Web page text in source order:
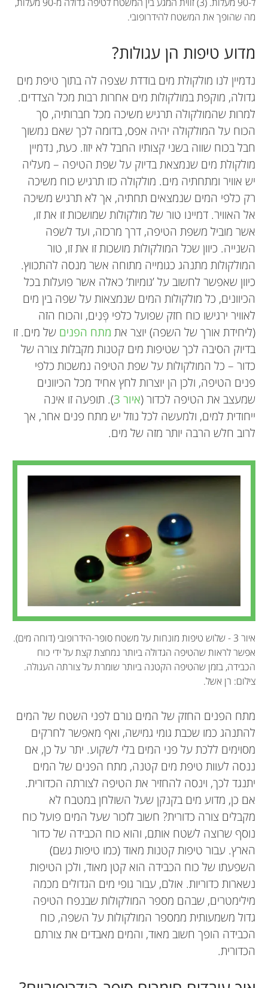
Valeri Frumkin
אני חוקר בפוסט-דוקטורט בפקולטה למתמטיקה של
מתעניין מאוד בתופעות שפה, שזה כל הדברים המוזרים
Moran Bercovici
אני פרופסור חבר להנדסת מכונות והנדסה ביו-רפואית
ORT Ebin, Science and
Technology Reserve Class
גיל: 14–15
מה שהופך את המשטח להידרופובי.
מדוע טיפות הן עגולות?
נדמיין לנו מולקולת מים בודדת שצפה לה בתוך טיפת מים
גדולה, מוקפת במולקולות מים אחרות רבות מכל הצדדים.
למרות שהמולקולה תרגיש משיכה מכל חברותיה, סך
הכוח על המולקולה יהיה אפס, בדומה לכך שאם נמשוך
חבל בכוח שווה בשני קצותיו החבל לא יזוז. כעת, נדמיין
מולקולת מים שנמצאת בדיוק על שפת הטיפה – מעליה
יש אוויר ומתחתיה מים. מולקולה כזו תרגיש כוח משיכה
רק כלפי המים שנמצאים תחתיה, אך לא תרגיש משיכה
אל האוויר. דמיינו טור של מולקולות שמושכות זו את זו,
אשר מוביל משפת הטיפה, דרך מרכזה, ועד לשפה
השנייה. כיוון שכל המולקולות מושכות זו את זו, טור
המולקולות מתנהג כגומייה מתוחה אשר מנסה להתכווץ.
כיוון שאפשר לחשוב על ’גומיות’ כאלה אשר פועלות בכל
הכיוונים, כל מולקולות המים שנמצאות על שפה בין מים
לאוויר ירגישו כוח חזק שפועל כלפי פְּנִים, והכוח הזה
(ליחידת אורך של השפה) יוצר את מתח הפנים של מים. זו
בדיוק הסיבה לכך שטיפות מים קטנות מקבלות צורה של
כדור – כל המולקולות על שפת הטיפה נמשכות כלפי
פנים הטיפה, ולכן הן יוצרות לחץ אחיד מכל הכיוונים
שמעצב את הטיפה לכדור (איור 3 ). תופעה זו אינה
ייחודית למים, ולמעשה לכל נוזל יש מתח פנים אחר, אך
לרוב חלש הרבה יותר מזה של מים.
איור 3 - שלוש טיפות מונחות על משטח סופר-הידרופובי (דוחה מים).
אפשר לראות שהטיפה הגדולה ביותר נמחצת קצת על ידי כוח
הכבידה, בזמן שהטיפה הקטנה ביותר שומרת על צורתה העגולה.
צילום: רן אשל.
מתח הפנים החזק של המים גורם לפני השטח של המים
להתנהג כמו שכבת גומי גמישה, ואף מאפשר לחרקים
מסוימים ללכת על פני המים בלי לשקוע. יתר על כן, אם
ננסה לעוות טיפת מים קטנה, מתח הפנים של המים
יתנגד לכך, וינסה להחזיר את הטיפה לצורתה הכדורית.
אם כן, מדוע מים בקנקן שעל השולחן במטבח לא
מקבלים צורה כדורית? חשוב לזכור שעל המים פועל כוח
נוסף שרוצה לשטח אותם, והוא כוח הכבידה של כדור
הארץ. עבור טיפות קטנות מאוד (כמו טיפות גשם)
השפעתו של כוח הכבידה הוא קטן מאוד, ולכן הטיפות
נשארות כדוריות. אולם, עבור גופי מים הגדולים מכמה
מילימטרים, שבהם מספר המולקולות שבנפח הטיפה
גדול משמעותית ממספר המולקולות על השפה, כוח
הכבידה הופך חשוב מאוד, והמים מאבדים את צורתם
הכדורית.